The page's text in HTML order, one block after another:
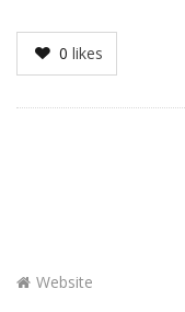
0 likes
Website